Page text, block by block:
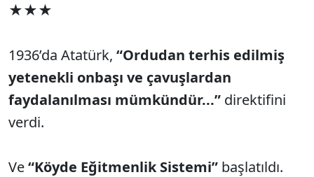
★★★
1936’da Atatürk, “Ordudan terhis edilmiş
yetenekli onbaşı ve çavuşlardan
faydalanılması mümkündür...” direktifini
verdi.
Ve“Köyde Eğitmenlik Sistemi” başlatıldı.